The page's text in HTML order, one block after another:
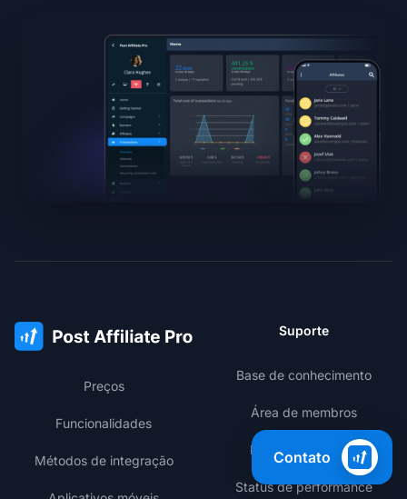
Preços
Funcionalidades
Métodos de integração
Suporte
Base de conhecimento
Área de membros
Log de mudanças
Status de performance
Contato